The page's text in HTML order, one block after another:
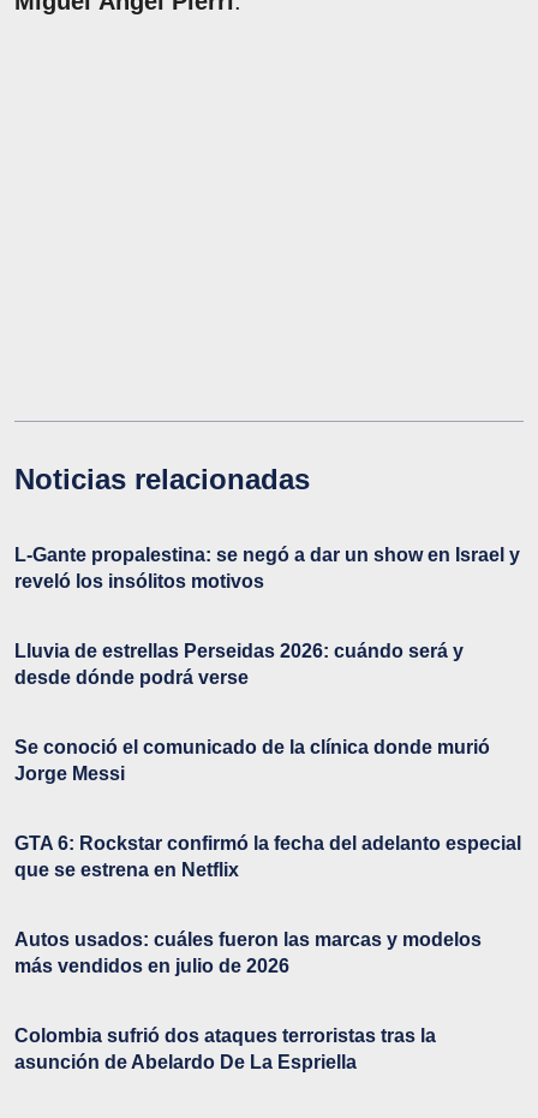
Noticias relacionadas
L-Gante propalestina: se negó a dar un show en Israel y
reveló los insólitos motivos
Lluvia de estrellas Perseidas 2026: cuándo será y
desde dónde podrá verse
Se conoció el comunicado de la clínica donde murió
Jorge Messi
GTA 6: Rockstar confirmó la fecha del adelanto especial
que se estrena en Netflix
Autos usados: cuáles fueron las marcas y modelos
más vendidos en julio de 2026
Colombia sufrió dos ataques terroristas tras la
asunción de Abelardo De La Espriella